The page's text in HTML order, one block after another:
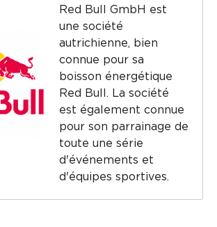
Red Bull GmbH est
une société
autrichienne, bien
connue pour sa
boisson énergétique
Red Bull. La société
est également connue
pour son parrainage de
toute une série
d'événements et
d'équipes sportives.